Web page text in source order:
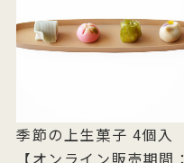
季節の上生菓子 4個入
【オンライン販売期間：